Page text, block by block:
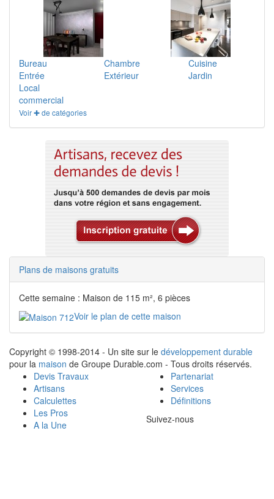
Bureau Chambre
Cuisine
Entrée
Extérieur
Jardin
Local
commercial
Voir ✚ de catégories
Plans de maisons gratuits
Cette semaine : Maison de 115 m², 6 pièces
Voir le plan de cette maison
Copyright © 1998-2014 - Un site sur le développement durable
pour la maison de Groupe Durable.com - Tous droits réservés.
Devis Travaux
Artisans
Calculettes
Les Pros
A la Une
Partenariat
Services
Définitions
Suivez-nous